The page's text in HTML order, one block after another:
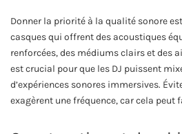
Donner la priorité à la qualité sonore
casques qui offrent des acoustiques
renforcées, des médiums clairs et des
est crucial pour que les DJ puissent
d’expériences sonores immersives.
exagèrent une fréquence, car cela peut